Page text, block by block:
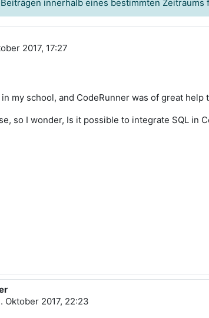
innerhalb eines bestimmten
2017, 17:27
my school, and CodeRunner was of great
so I wonder, Is it possible to integrate SQL in
Oktober 2017, 22:23